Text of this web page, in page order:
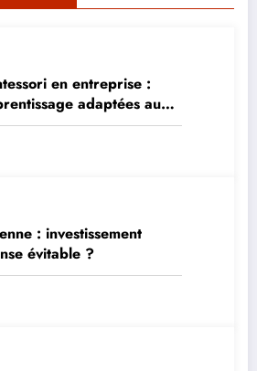
en entreprise :
adaptées aux
: investissement
évitable ?